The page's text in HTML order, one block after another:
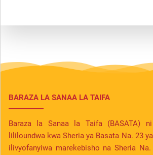
BARAZA LA SANAA LA TAIFA
Baraza la Sanaa la Taifa (BASATA)
lililoundwa kwa Sheria ya Basata Na. 23
ilivyofanyiwa marekebisho na Sheria